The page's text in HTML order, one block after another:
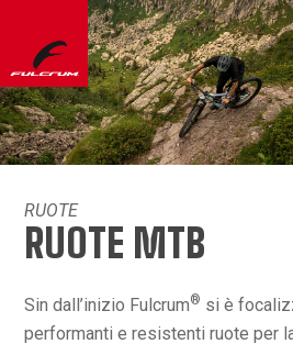
RUOTE
RUOTE MTB
Sin dall’inizio Fulcrum® si è
performanti e resistenti ruote per